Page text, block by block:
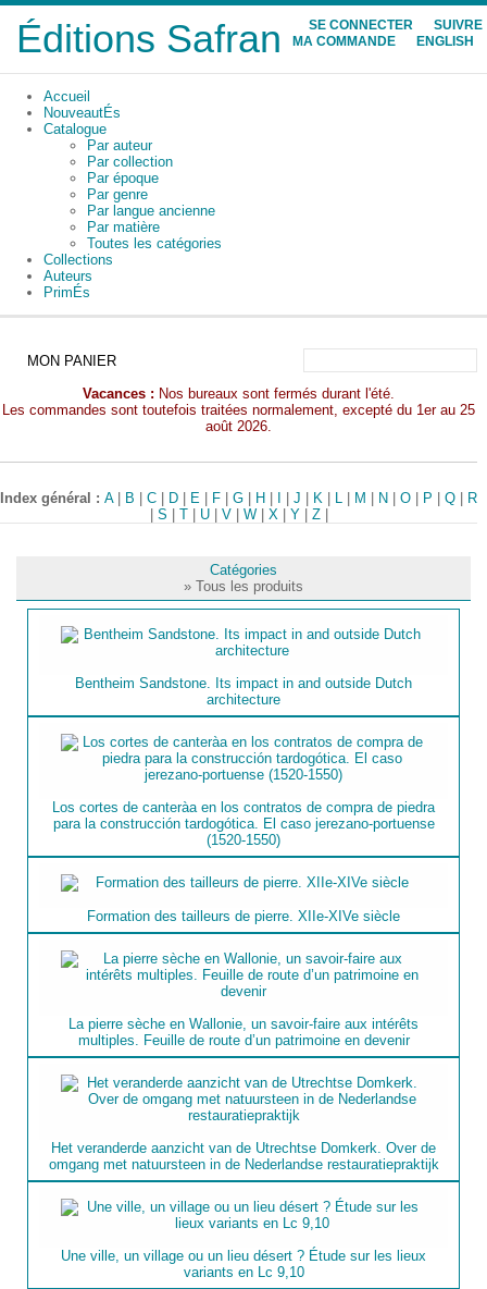
Éditions Safran SE CONNECTER
SUIVRE
MA COMMANDE
ENGLISH
Accueil
NouveautÉs
Catalogue
Par auteur
Par collection
Par époque
Par genre
Par langue ancienne
Par matière
Toutes les catégories
Collections
Auteurs
PrimÉs
MON PANIER
Vacances : Nos bureaux sont fermés durant l'été.
Les commandes sont toutefois traitées normalement, excepté du 1er au 25
août 2026.
Index général :A| B |C D E F |G H |J K L M N |O P |Q
R
S T| U| V| W| X| Y| Z|
Catégories
» Tous les produits
Bentheim Sandstone. Its impact in and outside Dutch
architecture
Los cortes de canterà­a en los contratos de compra de piedra
para la construcción tardogótica. El caso jerezano-portuense
(1520-1550)
Formation des tailleurs de pierre. XIIe-XIVe siècle
La pierre sèche en Wallonie, un savoir-faire aux intérêts
multiples. Feuille de route d’un patrimoine en devenir
Het veranderde aanzicht van de Utrechtse Domkerk. Over de
omgang met natuursteen in de Nederlandse restauratiepraktijk
Une ville, un village ou un lieu désert ? Étude sur les lieux
variants en Lc 9,10